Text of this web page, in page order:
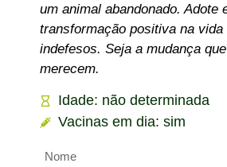
um animal abandonado. Adote
transformação positiva na
indefesos. Seja a mudança
merecem.
Idade: não determinada
Vacinas em dia: sim